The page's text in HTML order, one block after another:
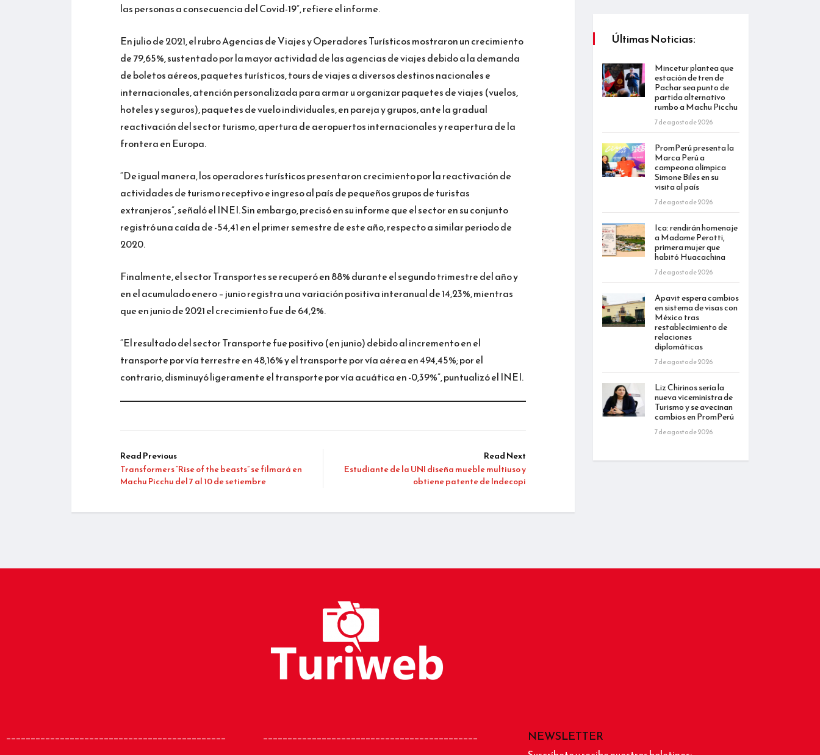
las personas a consecuencia del Covid-19”, refiere el informe.
En julio de 2021, el rubro Agencias de Viajes y Operadores Turísticos mostraron un crecimiento
de 79,65%, sustentado por la mayor actividad de las agencias de viajes debido a la demanda
de boletos aéreos, paquetes turísticos, tours de viajes a diversos destinos nacionales e
internacionales, atención personalizada para armar u organizar paquetes de viajes (vuelos,
hoteles y seguros), paquetes de vuelo individuales, en pareja y grupos, ante la gradual
reactivación del sector turismo, apertura de aeropuertos internacionales y reapertura de la
frontera en Europa.
“De igual manera, los operadores turísticos presentaron crecimiento por la reactivación de
actividades de turismo receptivo e ingreso al país de pequeños grupos de turistas
extranjeros”, señaló el INEI. Sin embargo, precisó en su informe que el sector en su conjunto
registró una caída de -54,41 en el primer semestre de este año, respecto a similar periodo de
2020.
Finalmente, el sector Transportes se recuperó en 88% durante el segundo trimestre del año y
en el acumulado enero – junio registra una variación positiva interanual de 14,23%, mientras
que en junio de 2021 el crecimiento fue de 64,2%.
“El resultado del sector Transporte fue positivo (en junio) debido al incremento en el
transporte por vía terrestre en 48,16% y el transporte por vía aérea en 494,45%; por el
contrario, disminuyó ligeramente el transporte por vía acuática en -0,39%”, puntualizó el INEI.
Read Previous
Transformers “Rise of the beasts” se filmará en
Machu Picchu del 7 al 10 de setiembre
Read Next
Estudiante de la UNI diseña mueble multiuso y
obtiene patente de Indecopi
Últimas Noticias:
Mincetur plantea que
estación de tren de
Pachar sea punto de
partida alternativo
rumbo a Machu Picchu
7 de agosto de 2026
PromPerú presenta la
Marca Perú a
campeona olímpica
Simone Biles en su
visita al país
7 de agosto de 2026
Ica: rendirán homenaje
a Madame Perotti,
primera mujer que
habitó Huacachina
7 de agosto de 2026
Apavit espera cambios
en sistema de visas con
México tras
restablecimiento de
relaciones
diplomáticas
7 de agosto de 2026
Liz Chirinos sería la
nueva viceministra de
Turismo y se avecinan
cambios en PromPerú
7 de agosto de 2026
_____________________________________________
____________________________________________
NEWSLETTER